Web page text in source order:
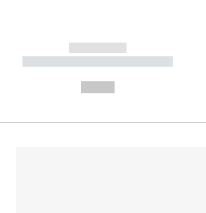
------------
----------- ----------- --------